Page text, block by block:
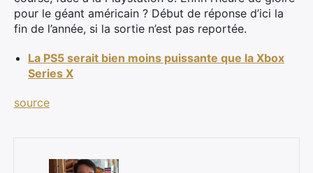
pour le géant américain ? Début de réponse d’ici la
fin de l’année, si la sortie n’est pas reportée.
La PS5 serait bien moins puissante que la Xbox
Series X
source
×
Rechercher
: